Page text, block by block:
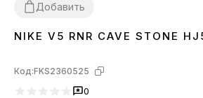
Добавить
3637 383940 41
NIKE V5 RNR CAVE STONE
Код:FKS2360525
0